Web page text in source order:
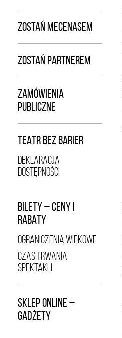
ZOSTAŃ MECENASEM
ZOSTAŃ PARTNEREM
ZAMÓWIENIA
PUBLICZNE
TEATR BEZ BARIER
DEKLARACJA
DOSTĘPNOŚCI
BILETY – CENY I
RABATY
OGRANICZENIA WIEKOWE
CZAS TRWANIA
SPEKTAKLI
SKLEP ONLINE –
GADŻETY